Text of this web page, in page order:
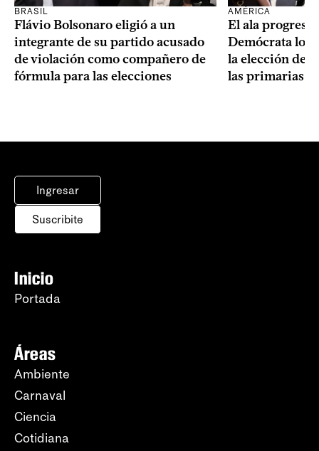
BRASIL
Flávio Bolsonaro eligió a un
integrante de su partido acusado
de violación como compañero de
fórmula para las elecciones
AMÉRICA
El ala
Demócrata
la elección de
las primarias
Ingresar
Suscribite
Inicio
Portada
Áreas
Ambiente
Carnaval
Ciencia
Cotidiana